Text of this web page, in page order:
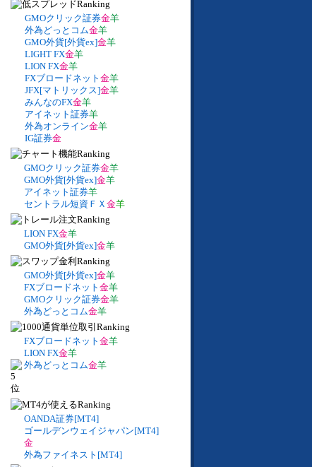
GMOクリック証券金羊
外為どっとコム金羊
GMO外貨[外貨ex]金羊
LIGHT FX金羊
LION FX金羊
FXブロードネット 金羊
JFX[マトリックス]金羊
みんなのFX金羊
アイネット証券羊
外為オンライン金羊
IG証券金
GMOクリック証券金羊
GMO外貨[外貨ex]金羊
アイネット証券羊
セントラル短資ＦＸ 金羊
LION FX金羊
GMO外貨[外貨ex]金羊
GMO外貨[外貨ex]金羊
FXブロードネット 金羊
GMOクリック証券金羊
外為どっとコム金羊
FXブロードネット 金羊
LION FX金羊
外為どっとコム金羊
OANDA証券[MT4]
ゴールデンウェイジャパン[MT4]
金
外為ファイネスト[MT4]